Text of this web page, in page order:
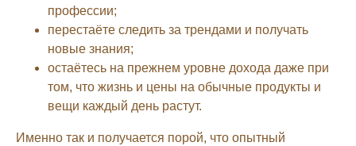
профессии;
перестаёте следить за трендами и получать
новые знания;
остаётесь на прежнем уровне дохода даже при
том, что жизнь и цены на обычные продукты и
вещи каждый день растут.
Именно так и получается порой, что опытный